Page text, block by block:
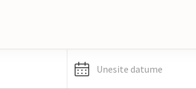
Unesite datume